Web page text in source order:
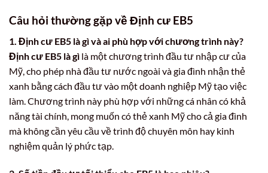
Câu hỏi thường gặp về Định cư EB5
1. Định cư EB5 là gì và ai phù hợp với chương trình này?
Định cư EB5 là gì là một chương trình đầu tư nhập cư của
Mỹ, cho phép nhà đầu tư nước ngoài và gia đình nhận thẻ
xanh bằng cách đầu tư vào một doanh nghiệp Mỹ tạo việc
làm. Chương trình này phù hợp với những cá nhân có khả
năng tài chính, mong muốn có thẻ xanh Mỹ cho cả gia đình
mà không cần yêu cầu về trình độ chuyên môn hay kinh
nghiệm quản lý phức tạp.